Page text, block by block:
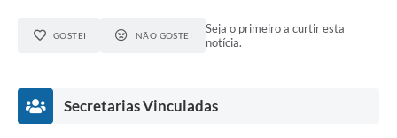
GOSTEI NÃO GOSTEI
Seja o primeiro a curtir esta
notícia.
Secretarias Vinculadas